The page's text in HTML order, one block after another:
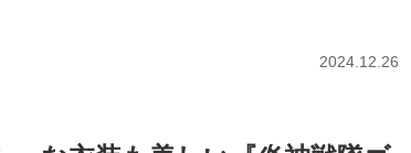
2024.12.26